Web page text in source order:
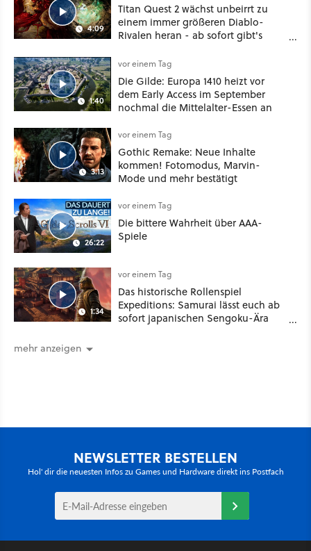
4:09
Titan Quest 2 wächst unbeirrt zu
einem immer größeren Diablo-
Rivalen heran - ab sofort gibt's
Klasse
1:40
vor einem Tag
Die Gilde: Europa 1410 heizt vor
dem Early Access im September
nochmal die Mittelalter-Essen an
3:13
vor einem Tag
Gothic Remake: Neue Inhalte
kommen! Fotomodus, Marvin-
Mode und mehr bestätigt
26:22
vor einem Tag
Die bittere Wahrheit über AAA-
Spiele
1:34
vor einem Tag
Das historische Rollenspiel
Expeditions: Samurai lässt euch ab
sofort japanischen Sengoku-Ära
mehr anzeigen
NEWSLETTER BESTELLEN
Hol' dir die neuesten Infos zu Games und Hardware direkt ins Postfach